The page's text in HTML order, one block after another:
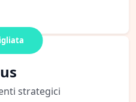
strategici